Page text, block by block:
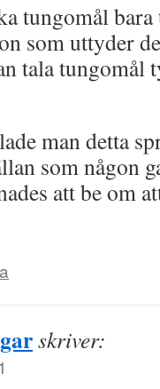
tungomål
som uttyder
tala
man detta
som någon
att be om
skriver: